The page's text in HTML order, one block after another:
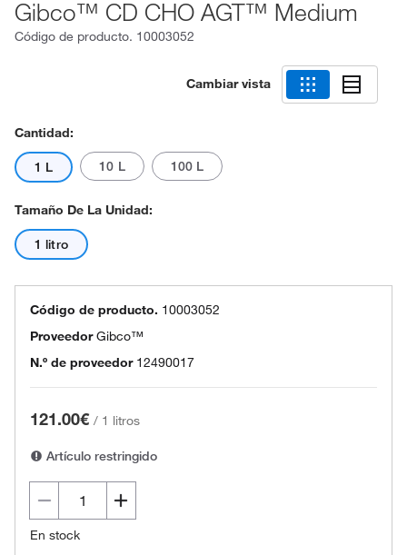
Gibco™ CD CHO AGT™ Medium
Código de producto. 10003052
Cambiar vista
Cantidad:
1 L 10 L 100 L
Tamaño De La Unidad:
1 litro
Código de producto. 10003052
ProveedorGibco™
N.º de proveedor 12490017
121.00€ / 1 litros
Artículo restringido
En stock